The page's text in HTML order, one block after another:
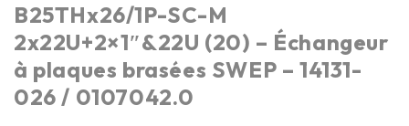
B25THx26/1P-SC-M
2x22U+2×1″&22U (20) – Échangeur
à plaques brasées SWEP – 14131-
026 / 0107042.0